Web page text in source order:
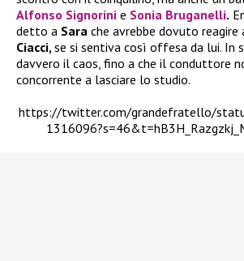
Alfonso Signorini e Sonia Bruganelli.
detto a Sara che avrebbe dovuto reagire
Ciacci, se si sentiva così offesa da lui. In
davvero il caos, fino a che il conduttore
concorrente a lasciare lo studio.
https://twitter.com/grandefratello/